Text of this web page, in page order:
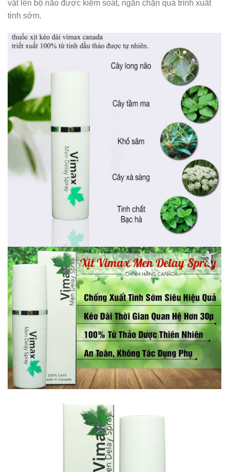
vật lên bộ não được kiểm soát, ngăn chặn quá trình xuất
tinh sớm.